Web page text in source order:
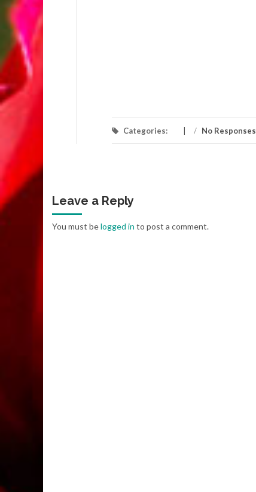
Categories: / No Responses
Leave a Reply
You must belogged in to post a comment.